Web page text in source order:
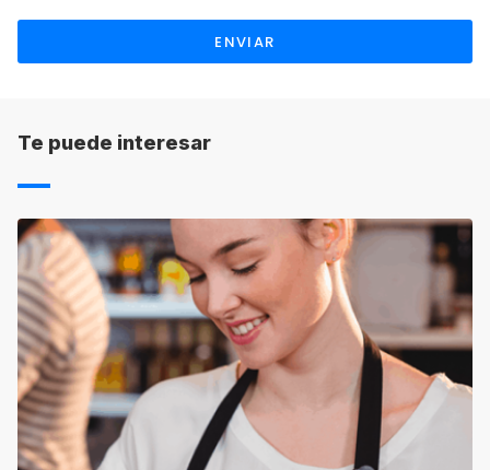
retener el pago de matrícula en concepto de
gastos de gestión atendiendo a sus propias
ENVIAR
Te puede interesar